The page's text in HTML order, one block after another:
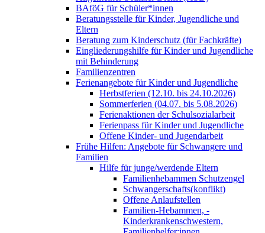
BAföG für Schüler*innen
Beratungsstelle für Kinder, Jugendliche und
Eltern
Beratung zum Kinderschutz (für Fachkräfte)
Eingliederungshilfe für Kinder und Jugendliche
mit Behinderung
Familienzentren
Ferienangebote für Kinder und Jugendliche
Herbstferien (12.10. bis 24.10.2026)
Sommerferien (04.07. bis 5.08.2026)
Ferienaktionen der Schulsozialarbeit
Ferienpass für Kinder und Jugendliche
Offene Kinder- und Jugendarbeit
Frühe Hilfen: Angebote für Schwangere und
Familien
Hilfe für junge/werdende Eltern
Familienhebammen Schutzengel
Schwangerschafts(konflikt)
Offene Anlaufstellen
Familien-Hebammen, -
Kinderkrankenschwestern,